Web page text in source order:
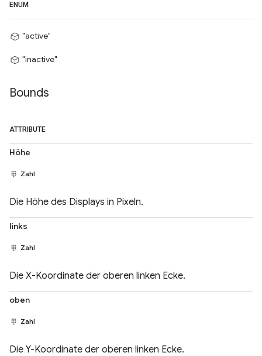
ENUM
"active"
"inactive"
Bounds
ATTRIBUTE
Höhe
Zahl
Die Höhe des Displays in Pixeln.
links
Zahl
Die X-Koordinate der oberen linken Ecke.
oben
Zahl
Die Y-Koordinate der oberen linken Ecke.